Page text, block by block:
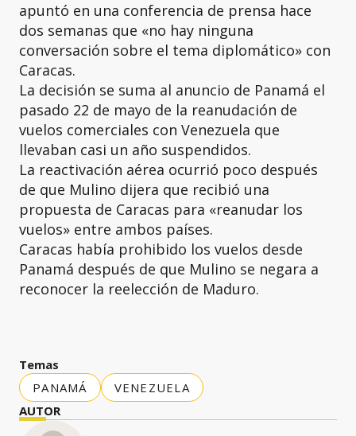
apuntó en una conferencia de prensa hace
dos semanas que «no hay ninguna
conversación sobre el tema diplomático» con
Caracas.
La decisión se suma al anuncio de Panamá el
pasado 22 de mayo de la reanudación de
vuelos comerciales con Venezuela que
llevaban casi un año suspendidos.
La reactivación aérea ocurrió poco después
de que Mulino dijera que recibió una
propuesta de Caracas para «reanudar los
vuelos» entre ambos países.
Caracas había prohibido los vuelos desde
Panamá después de que Mulino se negara a
reconocer la reelección de Maduro.
Temas
PANAMÁ
VENEZUELA
AUTOR